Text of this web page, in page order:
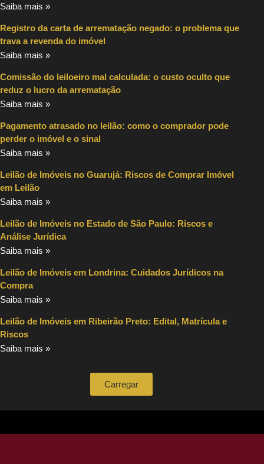
Saiba mais »
Registro da carta de arrematação negado: o problema que
trava a revenda do imóvel
Saiba mais »
Comissão do leiloeiro mal calculada: o custo oculto que
reduz o lucro da arrematação
Saiba mais »
Pagamento atrasado no leilão: como o comprador pode
perder o imóvel e o sinal
Saiba mais »
Leilão de Imóveis no Guarujá: Riscos de Comprar Imóvel
em Leilão
Saiba mais »
Leilão de Imóveis no Estado de São Paulo: Riscos e
Análise Jurídica
Saiba mais »
Leilão de Imóveis em Londrina: Cuidados Jurídicos na
Compra
Saiba mais »
Leilão de Imóveis em Ribeirão Preto: Edital, Matrícula e
Riscos
Saiba mais »
Carregar